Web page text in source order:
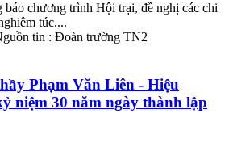
chương trình Hội trại, đề nghị các chi
túc....
tin : Đoàn trường TN2
Phạm Văn Liên - Hiệu
niệm 30 năm ngày thành lập